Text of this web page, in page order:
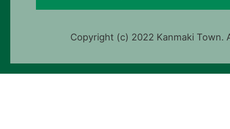
Copyright (c) 2022 Kanmaki Town.